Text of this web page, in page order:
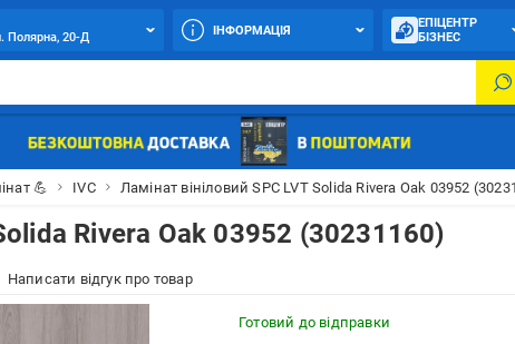
Полярна, 20-Д
ІНФОРМАЦІЯ
ЕПІЦЕНТР
БІЗНЕС
💪 IVC Ламінат вініловий SPC LVT Solida Rivera Oak 03952
Rivera Oak 03952 (30231160)
Написати відгук про товар
Готовий до відправки